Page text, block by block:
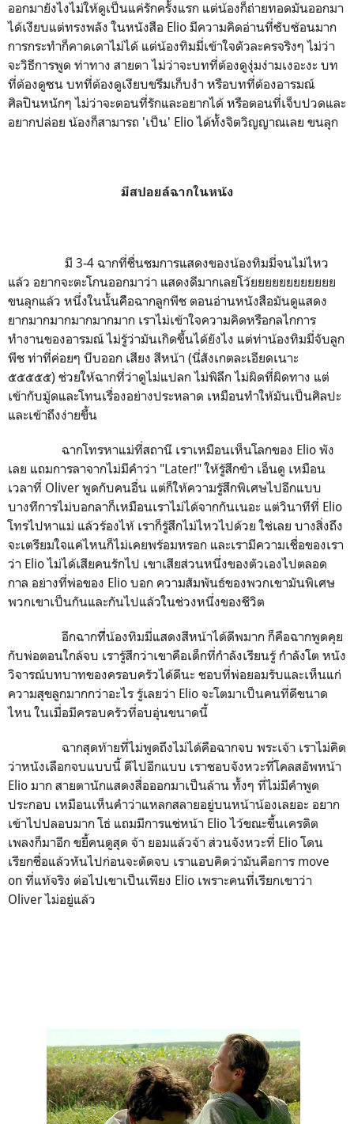
ออกมายังไงไม่ให้ดูเป็นแค่รักครั้งแรก แต่น้องก็ถ่ายทอดมันออกมา
ได้เงียบแต่ทรงพลัง ในหนังสือ Elio มีความคิดอ่านที่ซับซ้อนมาก
การกระทำก็คาดเดาไม่ได้ แต่น้องทิมมี่เข้าใจตัวละครจริงๆ ไม่ว่า
จะวิธีการพูด ท่าทาง สายตา ไม่ว่าจะบทที่ต้องดูงุ่มง่ามเงอะงะ บท
ที่ต้องดูซน บทที่ต้องดูเงียบขรึมเก็บงำ หรือบทที่ต้องอารมณ์
ศิลปินหนักๆ ไม่ว่าจะตอนที่รักและอยากได้ หรือตอนที่เจ็บปวดและ
อยากปล่อย น้องก็สามารถ 'เป็น' Elio ได้ทั้งจิตวิญญาณเลย ขนลุก
มีสปอยล์ฉากในหนัง
มี 3-4 ฉากที่ชื่นชมการแสดงของน้องทิมมี่จนไม่ไหว
แล้ว อยากจะตะโกนออกมาว่า แสดงดีมากเลยโว้ยยยยยยยยยยยย
ขนลุกแล้ว หนึ่งในนั้นคิือฉากลูกพีช ตอนอ่านหนังสือมันดูแสดง
ยากมากมากมากมากมาก เราไม่เข้าใจความคิดหรือกลไกการ
ทำงานของอารมณ์ ไม่รู้ว่ามันเกิดขึ้นได้ยังไง แต่ท่าน้องทิมมี่จับลูก
พีช ท่าที่ค่อยๆ บีบออก เสียง สีหน้า (นี่สังเกตละเอียดเนาะ
๕๕๕๕๕) ช่วยให้ฉากที่ว่าดูไม่แปลก ไม่พิลึก ไม่ผิดที่ผิดทาง แต่
เข้ากับมู้ดและโทนเรื่องอย่างประหลาด เหมือนทำให้มันเป็นศิลปะ
และเข้าถึงง่ายขึ้น
ฉากโทรหาแม่ที่สถานี เราเหมือนเห็นโลกของ Elio พัง
เลย แถมการลาจากไม่มีคำว่า "Later!" ให้รู้สึกขำ เอ็นดู เหมือน
เวลาที่ Oliver พูดกับคนอื่น แต่ก็ให้ความรู้สึกพิเศษไปอีกแบบ
บางทีการไม่บอกลาก็เหมือนเราไม่ได้จากกันเนอะ แต่วินาทีที่ Elio
โทรไปหาแม่ แล้วร้องไห้ เราก็รู้สึกไม่ไหวไปด้วย ใช่เลย บางสิ่งถึง
จะเตรียมใจแค่ไหนก็ไม่เคยพร้อมหรอก และเรามีความเชื่อของเรา
ว่า Elio ไม่ได้เสียคนรักไป เขาเสียส่วนหนึ่งของตัวเองไปตลอด
กาล อย่างที่พ่อของ Elio บอก ความสัมพันธ์ของพวกเขามันพิเศษ
พวกเขาเป็นกันและกันไปแล้วในช่วงหนึ่งของชีวิต
อีกฉากทีี่น้องทิมมี่แสดงสีหน้าได้ดีพมาก ก็คือฉากพูดคุย
กับพ่อตอนใกล้จบ เรารู้สึกว่าเขาคือเด็กที่กำลังเรียนรู้ กำลังโต หนัง
วิจารณ์บทบาทของครอบครัวได้ดีนะ ชอบที่พ่อยอมรับและเห็นแก่
ความสุขลูกมากกว่าอะไร รู้เลยว่า Elio จะโตมาเป็นคนที่ดีขนาด
ไหน ในเมื่อมีครอบครัวที่อบอุ่นขนาดนี้
ฉากสุดท้ายที่ไม่พูดถึงไม่ได้คือฉากจบ พระเจ้า เราไม่คิด
ว่าหนังเลือกจบแบบนี้ ดีไปอีกแบบ เราชอบจังหวะที่โคลสอัพหน้า
Elio มาก สายตานักแสดงสื่อออกมาเป็นล้าน ทั้งๆ ที่ไม่มีคำพูด
ประกอบ เหมือนเห็นคำว่าแหลกสลายอยู่บนหน้าน้องเลยอะ อยาก
เข้าไปปลอบมาก โธ่ แถมมีการแช่หน้า Elio ไว้ขณะขึ้นเครดิต
เพลงก็มาอีก ขยี้คนดูสุด จ้า ยอมแล้วจ้า ส่วนจังหวะที่ Elio โดน
เรียกชื่อแล้วหันไปก่อนจะตัดจบ เราแอบคิดว่ามันคือการ move
on ที่แท้จริง ต่อไปเขาเป็นเพียง Elio เพราะคนที่เรียกเขาว่า
Oliver ไม่อยู่แล้ว